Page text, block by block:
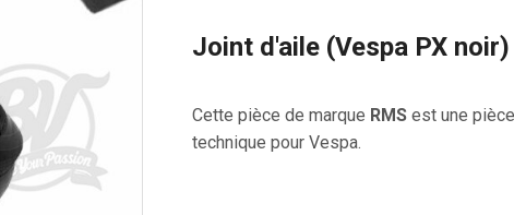
Joint d'aile (Vespa PX noir)
Cette pièce de marque RMS est une
technique pour Vespa.